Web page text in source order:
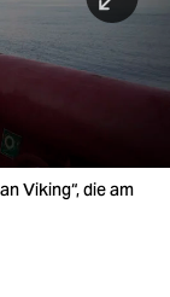
Viking“, die am